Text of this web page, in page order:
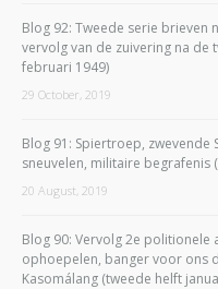
Blog 92: Tweede serie brieven
vervolg van de zuivering na
februari 1949)
29 October, 2019
Blog 91: Spiertroep, zwevende
sneuvelen, militaire begrafenis
20 August, 2019
Blog 90: Vervolg 2e politionele
ophoepelen, banger voor ons
Kasomálang (tweede helft